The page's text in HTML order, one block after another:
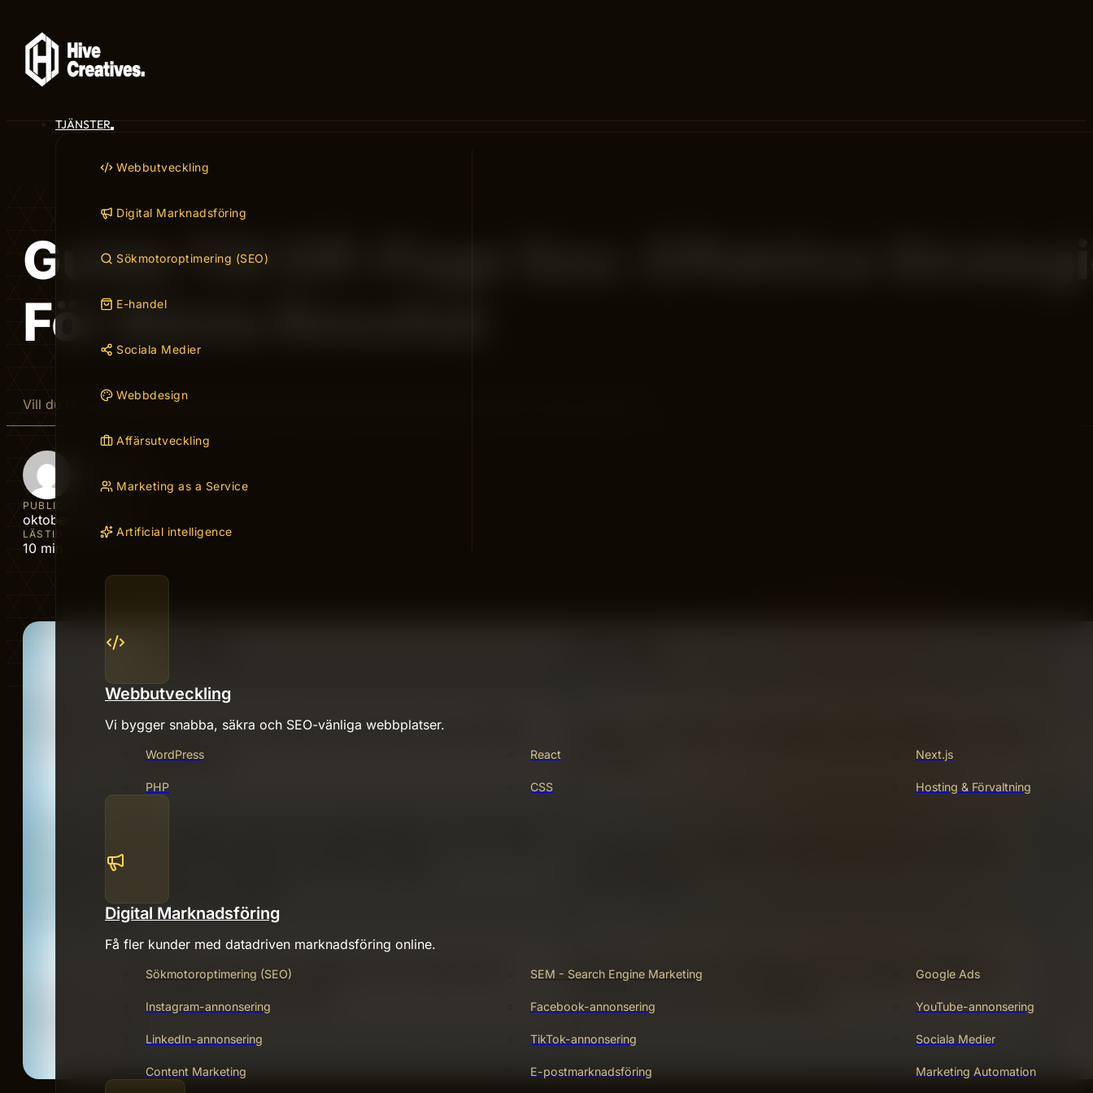
TJÄNSTER
Webbutveckling
Digital Marknadsföring
Sökmotoroptimering (SEO)
E-handel
Sociala Medier
Webbdesign
Affärsutveckling
Marketing as a Service
Artificial intelligence
Webbutveckling
Vi bygger snabba, säkra och SEO-vänliga webbplatser.
WordPress React Next.js
PHP CSS Hosting & Förvaltning
Digital Marknadsföring
Få fler kunder med datadriven marknadsföring online.
Sökmotoroptimering (SEO) SEM - Search Engine Marketing Google Ads
Instagram-annonsering Facebook-annonsering YouTube-annonsering
LinkedIn-annonsering TikTok-annonsering Sociala Medier
Content Marketing E-postmarknadsföring Marketing Automation
Guide Till Off-Page Seo: Effektiva
För Bästa Resultat
Vill du få din webbplats att synas bättre på Google utan att bara fokusera på det du skriver på sidan?…
Peter Nordin
PUBLICERAD
oktober 30, 2025
LÄSTID
10 min